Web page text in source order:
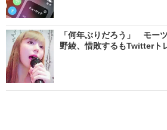
「何年ぶりだろう」 モー
野綾、惜敗するもTwitterト